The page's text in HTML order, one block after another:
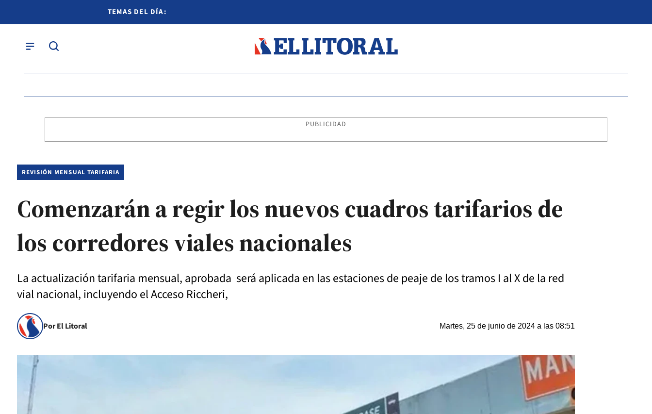
TEMAS DEL DÍA:
PUBLICIDAD
REVISIÓN MENSUAL TARIFARIA
Comenzarán a regir los nuevos cuadros tarifarios de
los corredores viales nacionales
La actualización tarifaria mensual, aprobada será aplicada en las estaciones de peaje de los tramos I al X de la red
vial nacional, incluyendo el Acceso Riccheri,
Por El Litoral Martes, 25 de junio de 2024 a las 08:51